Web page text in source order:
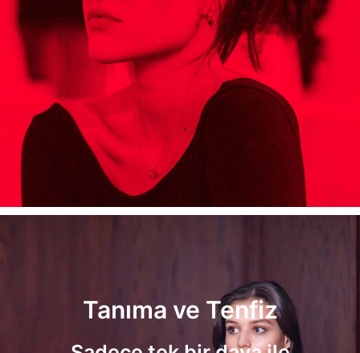
Tanıma ve Tenfiz